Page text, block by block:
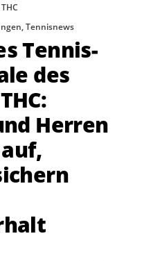
,Tennisnews
Tennis-
des
Herren